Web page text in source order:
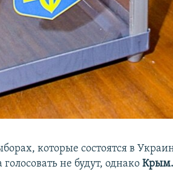
которые состоятся в
не будут, однако